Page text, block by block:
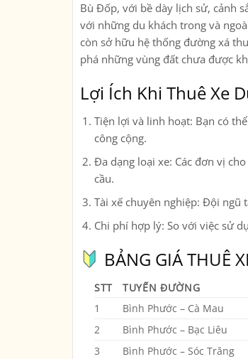
Bù Đốp, với bề dày lịch sử, cảnh
với những du khách trong và
còn sở hữu hệ thống đường xá
phá những vùng đất chưa được
Lợi Ích Khi Thuê Xe
Tiện lợi và linh hoạt: Bạn có
công cộng.
Đa dạng loại xe: Các đơn vị
cầu.
Tài xế chuyên nghiệp: Đội ngũ
Chi phí hợp lý: So với việc sử
BẢNG GIÁ THUÊ
STT TUYẾN ĐƯỜNG
1
Bình Phước – Cà Mau
2
Bình Phước – Bạc Liêu
3
Bình Phước – Sóc Trăng